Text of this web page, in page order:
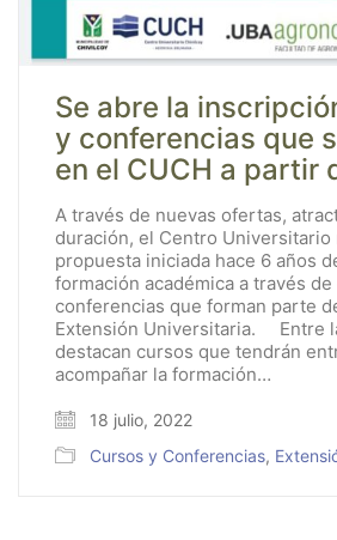
Se abre la
y conferencias que
en el CUCH a partir
A través de nuevas ofertas,
duración, el Centro Universitario
propuesta iniciada hace 6 años
formación académica a través
conferencias que forman parte
Extensión Universitaria. Entre
destacan cursos que tendrán
acompañar la formación…
18 julio, 2022
Cursos y Conferencias,